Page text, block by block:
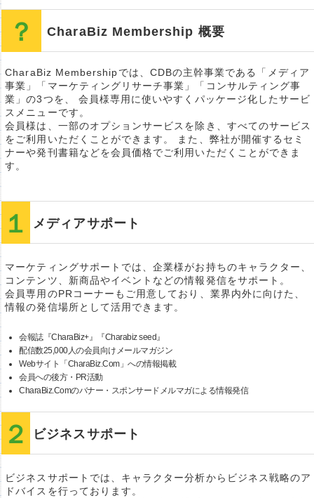
CharaBiz Membership 概要
CharaBiz Membershipでは、CDBの主幹事業である「メディア
事業」「マーケティングリサーチ事業」「コンサルティング事
業」の3つを、 会員様専用に使いやすくパッケージ化したサービ
スメニューです。
会員様は、一部のオプションサービスを除き、すべてのサービス
をご利用いただくことができます。 また、弊社が開催するセミ
ナーや発刊書籍などを会員価格でご利用いただくことができま
す。
メディアサポート
マーケティングサポートでは、企業様がお持ちのキャラクター、
コンテンツ、新商品やイベントなどの情報発信をサポート。
会員専用のPRコーナーもご用意しており、業界内外に向けた、
情報の発信場所として活用できます。
会報誌『CharaBiz+』『Charabiz seed』
配信数25,000人の会員向けメールマガジン
Webサイト「CharaBiz.Com」への情報掲載
会員への後方・PR活動
CharaBiz.Comのバナー・スポンサードメルマガによる情報発信
ビジネスサポート
ビジネスサポートでは、キャラクター分析からビジネス戦略のア
ドバイスを行っております。